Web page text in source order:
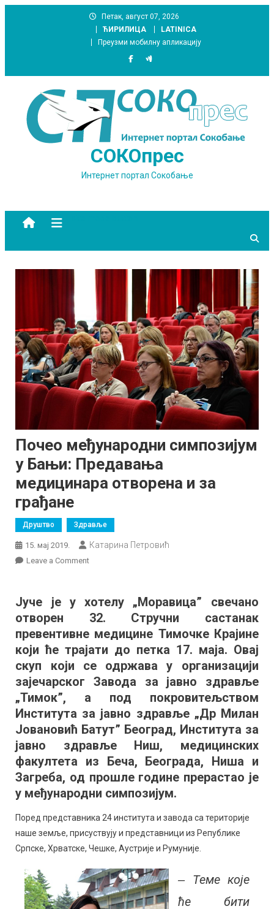
Петак, август 07, 2026
ЋИРИЛИЦА
LATINICA
Преузми мобилну апликацију
СОКОпрес
Интернет портал Сокобање
Почео међународни симпозијум
у Бањи: Предавања
медицинара отворена и за
грађане
Друштво Здравље
15. мај 2019. Катарина Петровић
Leave a Commenton
симпозијум
у
Бањи:
медицинара
отворена
за
грађане
Јуче је у хотелу „Моравица” свечано
отворен 32. Стручни састанак
превентивне медицине Тимочке Крајине
који ће трајати до петка 17. маја. Овај
скуп који се одржава у организацији
зајечарског Завода за јавно здравље
„Тимок”, а под покровитељством
Института за јавно здравље „Др Милан
Јовановић Батут” Београд, Института за
јавно здравље Ниш, медицинских
факултета из Беча, Београда, Ниша и
Загреба, од прошле године прерастао је
у међународни симпозијум.
Поред представника 24 института и завода са територије
наше земље, присуствују и представници из Републике
Српске, Хрватске, Чешке, Аустрије и Румуније.
‒ Теме које
ће бити